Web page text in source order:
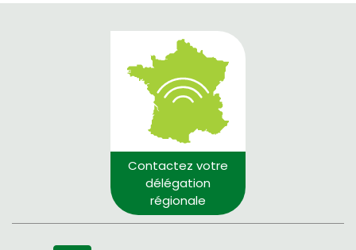
Contactez votre
délégation
régionale